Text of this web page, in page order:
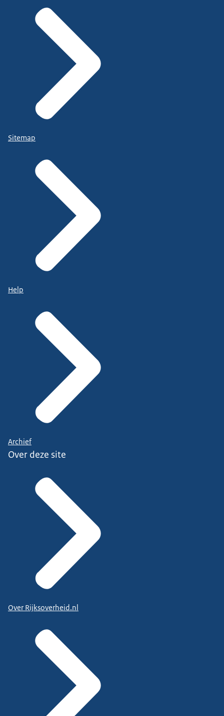
Sitemap
Help
Archief
Over deze site
Over Rijksoverheid.nl